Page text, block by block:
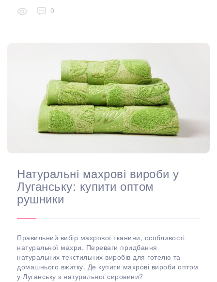
0
Натуральні махрові вироби у
Луганську: купити оптом
рушники
Правильний вибір махрової тканини, особливості
натуральної махри. Переваги придбання
натуральних текстильних виробів для готелю та
домашнього вжитку. Де купити махрові вироби оптом
у Луганську з натуральної сировини?